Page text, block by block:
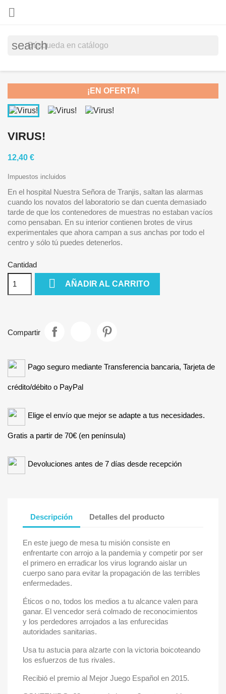

search
¡EN OFERTA!
VIRUS!
12,40 €
Impuestos incluidos
En el hospital Nuestra Señora de Tranjis, saltan las alarmas
cuando los novatos del laboratorio se dan cuenta demasiado
tarde de que los contenedores de muestras no estaban vacíos
como pensaban. En su interior contienen brotes de virus
experimentales que ahora campan a sus anchas por todo el
centro y sólo tú puedes detenerlos.
Cantidad
 AÑADIR AL CARRITO
Compartir
Pago seguro mediante Transferencia bancaria, Tarjeta de
crédito/débito o PayPal
Elige el envío que mejor se adapte a tus necesidades.
Gratis a partir de 70€ (en península)
Devoluciones antes de 7 días desde recepción
Descripción Detalles del producto
En este juego de mesa tu misión consiste en
enfrentarte con arrojo a la pandemia y competir por ser
el primero en erradicar los virus logrando aislar un
cuerpo sano para evitar la propagación de las terribles
enfermedades.
Éticos o no, todos los medios a tu alcance valen para
ganar. El vencedor será colmado de reconocimientos
y los perdedores arrojados a las enfurecidas
autoridades sanitarias.
Usa tu astucia para alzarte con la victoria boicoteando
los esfuerzos de tus rivales.
Recibió el premio al Mejor Juego Español en 2015.